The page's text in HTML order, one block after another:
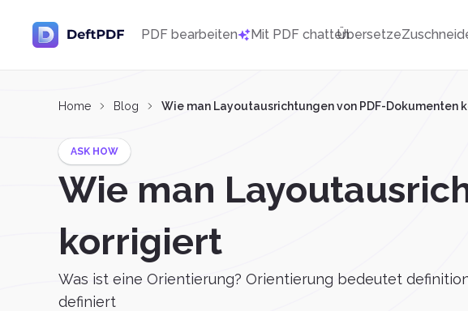
PDF bearbeiten Mit PDF chattenÜbersetze
Home Blog Wie man Layoutausrichtungen von PDF-Dokumenten
ASK HOW
Wie man
korrigiert
Was ist eine Orientierung? Orientierung bedeutet
definiert